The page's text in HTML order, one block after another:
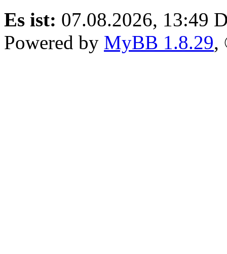
Es ist: 07.08.2026, 13:49
Powered by MyBB 1.8.29,